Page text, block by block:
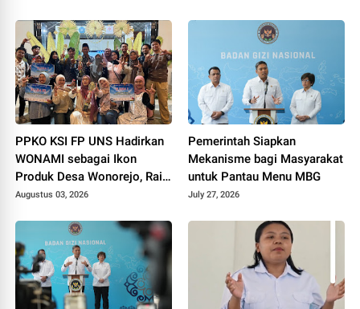
PPKO KSI FP UNS Hadirkan
WONAMI sebagai Ikon
Produk Desa Wonorejo, Raih
Tiga Penghargaan di
Augustus 03, 2026
Pemerintah Siapkan
Mekanisme bagi Masyarakat
untuk Pantau Menu MBG
July 27, 2026